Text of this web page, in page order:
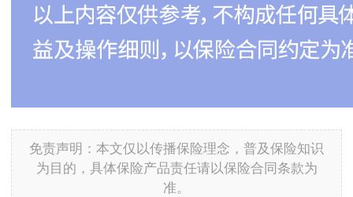
免责声明：本文仅以传播保险理念，普及保险知识
为目的，具体保险产品责任请以保险合同条款为
准。